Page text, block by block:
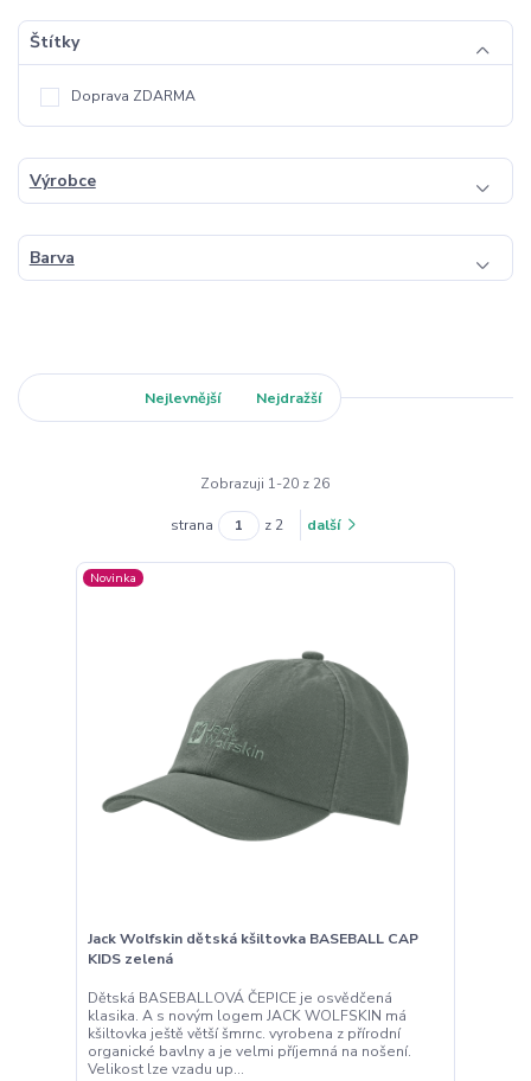
Štítky
Doprava ZDARMA
Výrobce
Barva
Nejlevnější Nejdražší
Zobrazuji 1-20 z 26
strana z 2 další
Novinka
Jack Wolfskin dětská kšiltovka BASEBALL CAP
KIDS zelená
Dětská BASEBALLOVÁ ČEPICE je osvědčená
klasika. A s novým logem JACK WOLFSKIN má
kšiltovka ještě větší šmrnc. vyrobena z přírodní
organické bavlny a je velmi příjemná na nošení.
Velikost lze vzadu up...